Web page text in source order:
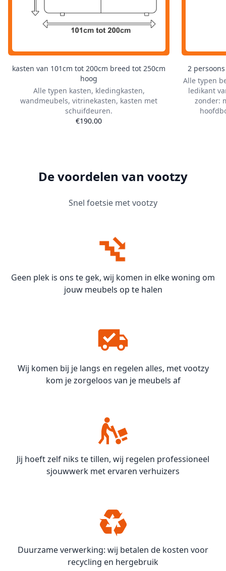
kasten van 101cm tot 200cm breed tot 250cm
hoog
Alle typen kasten, kledingkasten,
wandmeubels, vitrinekasten, kasten met
schuifdeuren.
€190.00
2
Alle typen
ledikant
zonder:
De voordelen van vootzy
Snel foetsie met vootzy
Geen plek is ons te gek, wij komen in elke woning om
jouw meubels op te halen
Wij komen bij je langs en regelen alles, met vootzy
kom je zorgeloos van je meubels af
Jij hoeft zelf niks te tillen, wij regelen professioneel
sjouwwerk met ervaren verhuizers
Duurzame verwerking: wij betalen de kosten voor
recycling en hergebruik